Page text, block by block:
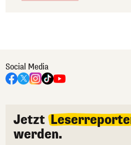
Social Media
Jetzt
werden.